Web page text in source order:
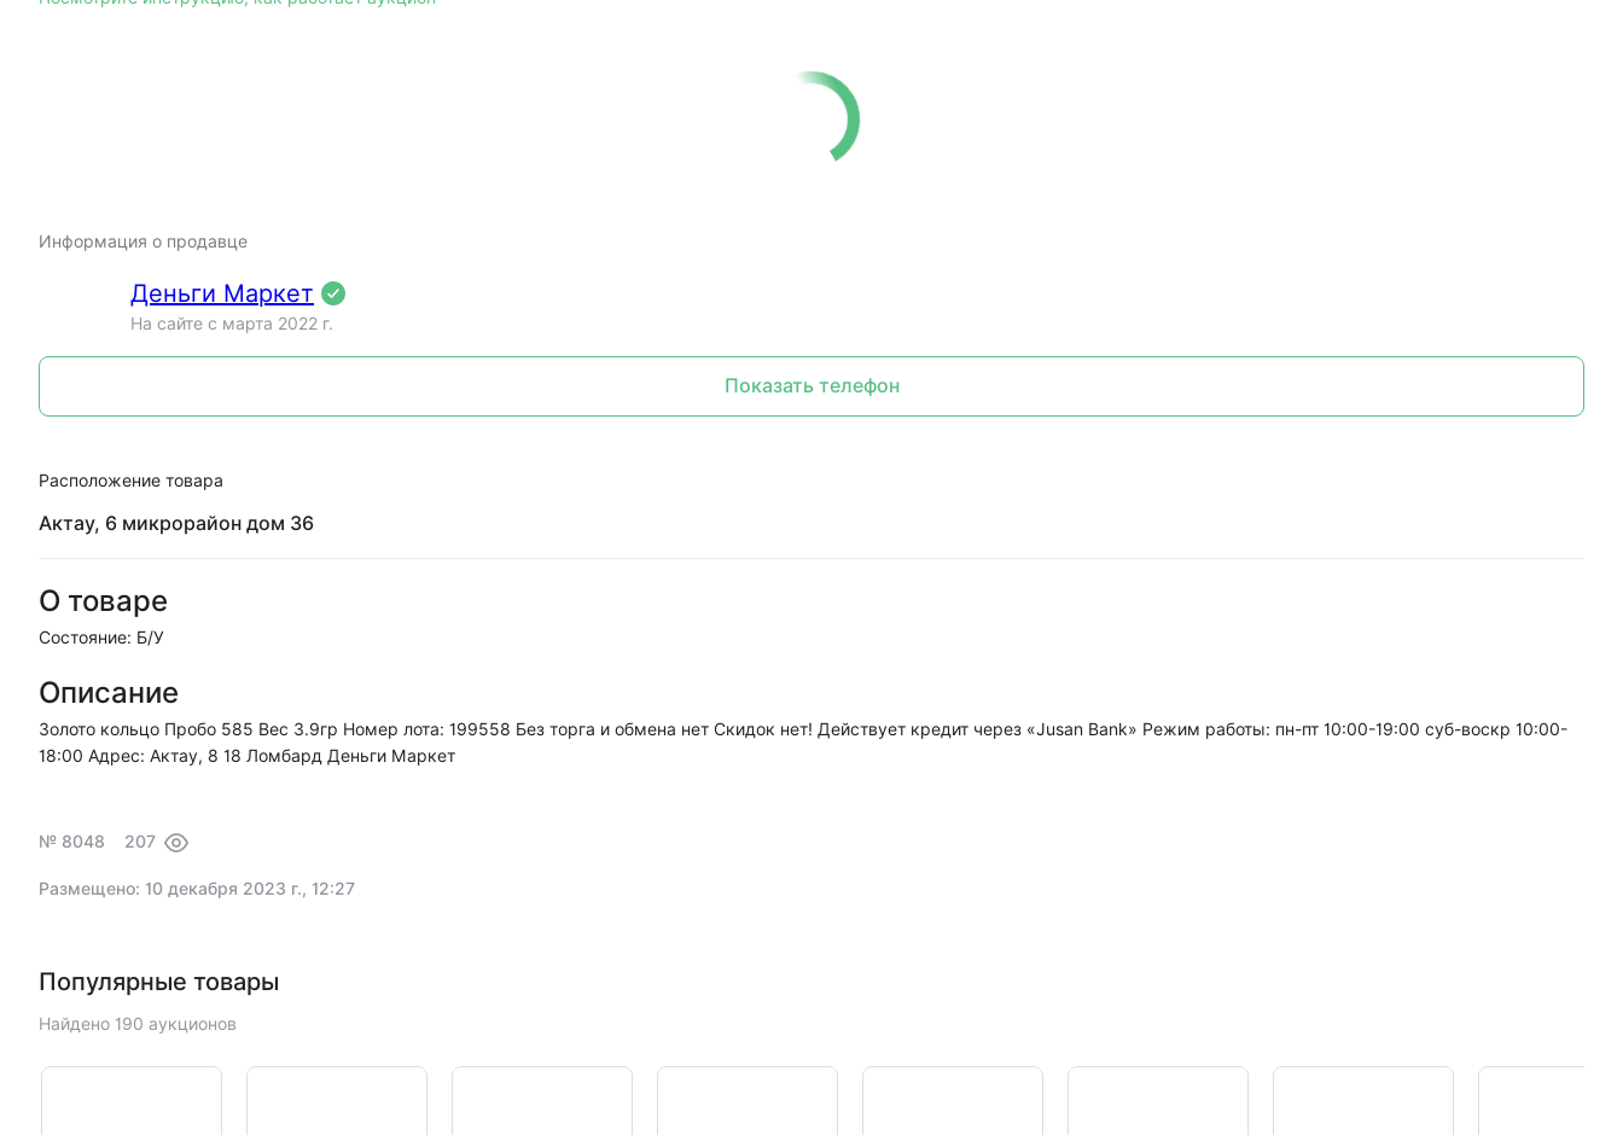
Информация о продавце
Деньги Маркет
На сайте c марта 2022 г.
Показать телефон
Расположение товара
Актау, 6 микрорайон дом 36
О товаре
Состояние: Б/У
Описание
Золото кольцо Пробо 585 Вес 3.9гр Номер лота: 199558 Без торга и обмена нет Скидок нет! Действует кредит через «Jusan Bank» Режим работы: пн-пт 10:00-19:00 суб-воскр 10:00-
18:00 Адрес: Актау, 8 18 Ломбард Деньги Маркет
№ 8048 207
Размещено: 10 декабря 2023 г., 12:27
Популярные товары
Найдено 190 аукционов